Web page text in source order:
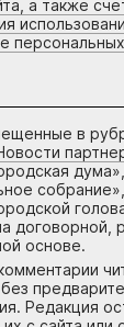
а также
в
дума»,
собрание»,
договорной,
основе.
Редакция